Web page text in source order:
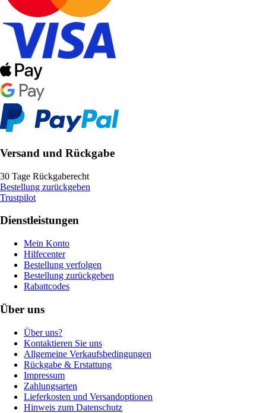
Versand und Rückgabe
30 Tage Rückgaberecht
Bestellung zurückgeben
Trustpilot
Dienstleistungen
Mein Konto
Hilfecenter
Bestellung verfolgen
Bestellung zurückgeben
Rabattcodes
Über uns
Über uns?
Kontaktieren Sie uns
Allgemeine Verkaufsbedingungen
Rückgabe & Erstattung
Impressum
Zahlungsarten
Lieferkosten und Versandoptionen
Hinweis zum Datenschutz